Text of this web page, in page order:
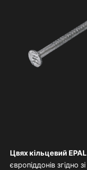
Цвях кільцевий EPAL
європіддонів згідно зі